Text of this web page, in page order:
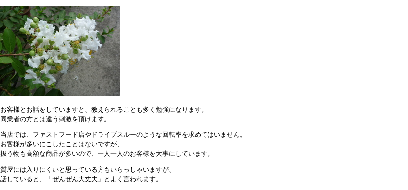
お客様とお話をしていますと、教えられることも多く勉強になります。
同業者の方とは違う刺激を頂けます。
当店では、ファストフード店やドライブスルーのような回転率を求めてはいません。
お客様が多いにこしたことはないですが、
扱う物も高額な商品が多いので、一人一人のお客様を大事にしています。
質屋には入りにくいと思っている方もいらっしゃいますが、
話していると、「ぜんぜん大丈夫」とよく言われます。